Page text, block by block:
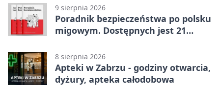
9 sierpnia 2026
Poradnik bezpieczeństwa po polsku
migowym. Dostępnych jest 21
8 sierpnia 2026
Apteki w Zabrzu - godziny otwarcia,
dyżury, apteka całodobowa